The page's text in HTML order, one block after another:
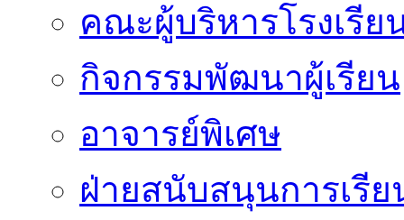
คณะผู้บริหารโรงเรีย
กิจกรรมพัฒนาผู้เรียน
อาจารย์พิเศษ
ฝ่ายสนับสนุนการเรี